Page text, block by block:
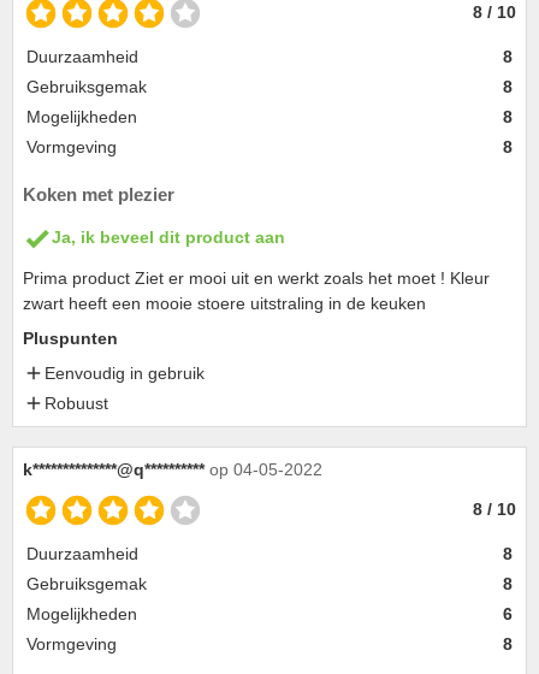
8 / 10
Duurzaamheid
8
Gebruiksgemak
8
Mogelijkheden
8
Vormgeving
8
Koken met plezier
Ja, ik beveel dit product aan
Prima product Ziet er mooi uit en werkt zoals het moet ! Kleur
zwart heeft een mooie stoere uitstraling in de keuken
Pluspunten
Eenvoudig in gebruik
Robuust
k**************@q********** op 04-05-2022
8 / 10
Duurzaamheid
8
Gebruiksgemak
8
Mogelijkheden
6
Vormgeving
8